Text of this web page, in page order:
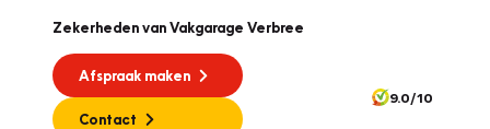
Zekerheden van Vakgarage Verbree
Afspraak maken
Contact
9.0/10